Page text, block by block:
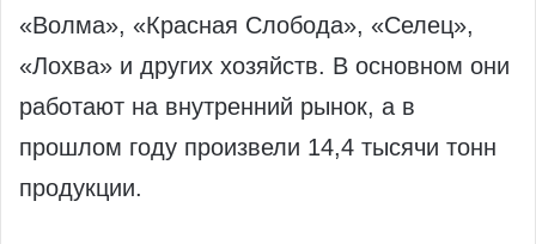
«Волма», «Красная Слобода», «Селец»,
«Лохва» и других хозяйств. В основном они
работают на внутренний рынок, а в
прошлом году произвели 14,4 тысячи тонн
продукции.